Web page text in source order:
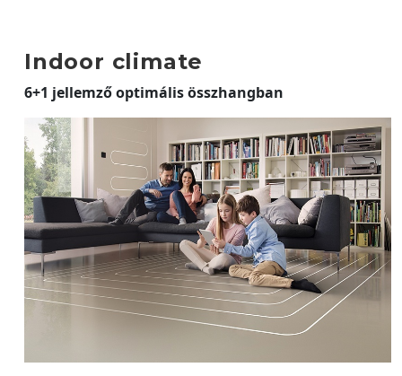
Indoor climate
6+1 jellemző optimális összhangban